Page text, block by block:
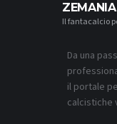
ZEMANIA
Il fantacalcio
Da una
il portale
calcistiche